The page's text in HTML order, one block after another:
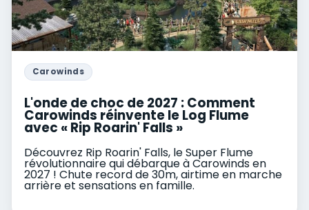
Carowinds
L'onde de choc de 2027 : Comment
Carowinds réinvente le Log Flume
avec « Rip Roarin' Falls »
Découvrez Rip Roarin' Falls, le Super Flume
révolutionnaire qui débarque à Carowinds en
2027 ! Chute record de 30m, airtime en marche
arrière et sensations en famille.